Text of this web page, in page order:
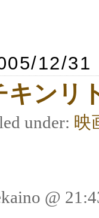
12/31
キンリ
under: 映
@